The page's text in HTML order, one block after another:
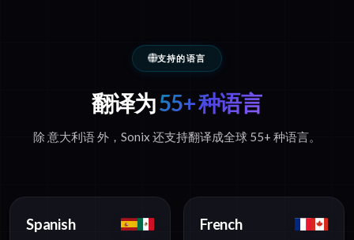
支持的语言
翻译为55+ 种语言
除 意大利语 外，Sonix 还支持翻译成全球 55+ 种语言。
Spanish French